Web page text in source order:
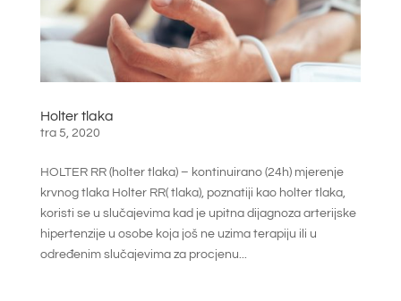
Holter tlaka
tra 5, 2020
HOLTER RR (holter tlaka) – kontinuirano (24h) mjerenje
krvnog tlaka Holter RR( tlaka), poznatiji kao holter tlaka,
koristi se u slučajevima kad je upitna dijagnoza arterijske
hipertenzije u osobe koja još ne uzima terapiju ili u
određenim slučajevima za procjenu...